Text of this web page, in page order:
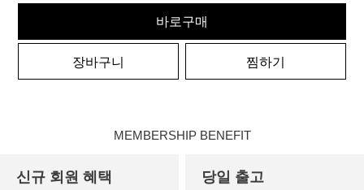
바로구매
장바구니 찜하기
MEMBERSHIP BENEFIT
신규 회원 혜택 당일 출고